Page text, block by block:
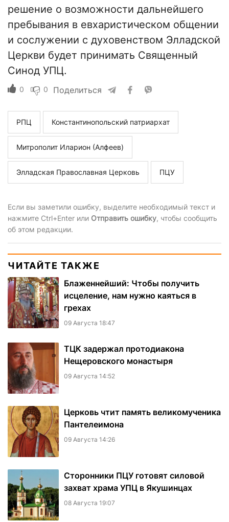
решение о возможности дальнейшего
пребывания в евхаристическом общении
и сослужении с духовенством Элладской
Церкви будет принимать Священный
Синод УПЦ.
0 0 Поделиться
РПЦ Константинопольский патриархат
Митрополит Иларион (Алфеев)
Элладская Православная Церковь ПЦУ
Если вы заметили ошибку, выделите необходимый текст и
нажмите Ctrl+Enter или Отправить ошибку, чтобы сообщить
об этом редакции.
ЧИТАЙТЕ ТАКЖЕ
Блаженнейший: Чтобы получить
исцеление, нам нужно каяться в
грехах
09 Августа 18:47
ТЦК задержал протодиакона
Нещеровского монастыря
09 Августа 14:52
Церковь чтит память великомученика
Пантелеимона
09 Августа 14:26
Сторонники ПЦУ готовят силовой
захват храма УПЦ в Якушинцах
08 Августа 19:07